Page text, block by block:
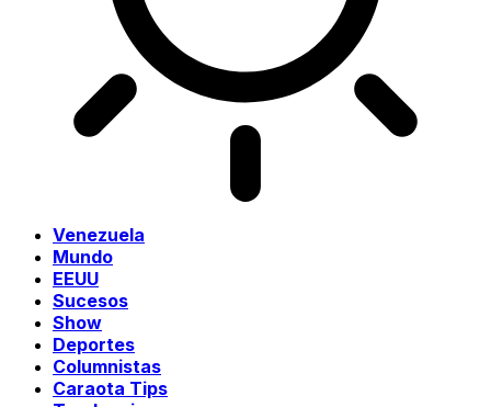
Venezuela
Mundo
EEUU
Sucesos
Show
Deportes
Columnistas
Caraota Tips